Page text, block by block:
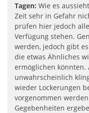
Tagen: Wie es
Zeit sehr in Gefahr
prüfen hier jedoch
Verfügung stehen.
werden, jedoch gibt
die etwas Ähnliches
ermöglichen könnten.
unwahrscheinlich
wieder Lockerungen
vorgenommen
Gegebenheiten